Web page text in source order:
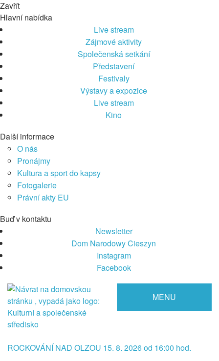
Zavřít
Hlavní nabídka
Live stream
Zájmové aktivity
Společenská setkání
Představení
Festivaly
Výstavy a expozice
Live stream
Kino
Další informace
O nás
Pronájmy
Kultura a sport do kapsy
Fotogalerie
Právní akty EU
Buď v kontaktu
Newsletter
Dom Narodowy Cieszyn
Instagram
Facebook
MENU
ROCKOVÁNÍ NAD OLZOU 15. 8. 2026 od 16:00 hod.